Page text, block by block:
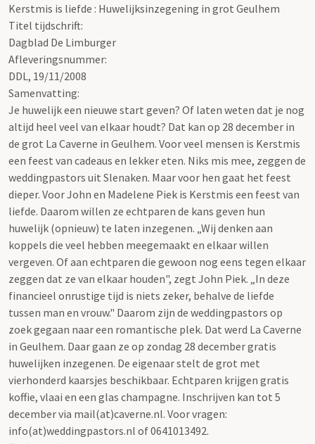
Kerstmis is liefde : Huwelijksinzegening in grot Geulhem
Titel tijdschrift:
Dagblad De Limburger
Afleveringsnummer:
DDL, 19/11/2008
Samenvatting:
Je huwelijk een nieuwe start geven? Of laten weten dat je nog
altijd heel veel van elkaar houdt? Dat kan op 28 december in
de grot La Caverne in Geulhem. Voor veel mensen is Kerstmis
een feest van cadeaus en lekker eten. Niks mis mee, zeggen de
weddingpastors uit Slenaken. Maar voor hen gaat het feest
dieper. Voor John en Madelene Piek is Kerstmis een feest van
liefde. Daarom willen ze echtparen de kans geven hun
huwelijk (opnieuw) te laten inzegenen. „Wij denken aan
koppels die veel hebben meegemaakt en elkaar willen
vergeven. Of aan echtparen die gewoon nog eens tegen elkaar
zeggen dat ze van elkaar houden", zegt John Piek. „In deze
financieel onrustige tijd is niets zeker, behalve de liefde
tussen man en vrouw." Daarom zijn de weddingpastors op
zoek gegaan naar een romantische plek. Dat werd La Caverne
in Geulhem. Daar gaan ze op zondag 28 december gratis
huwelijken inzegenen. De eigenaar stelt de grot met
vierhonderd kaarsjes beschikbaar. Echtparen krijgen gratis
koffie, vlaai en een glas champagne. Inschrijven kan tot 5
december via mail(at)caverne.nl. Voor vragen:
info(at)weddingpastors.nl of 0641013492.